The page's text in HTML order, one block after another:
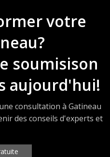
votre
soumisison
aujourd'hui!
consultation à Gatineau
des conseils d'experts et